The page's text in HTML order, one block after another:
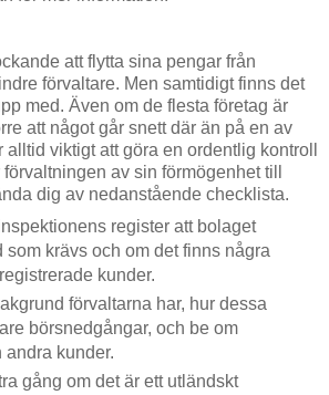
att flytta sina pengar från
förvaltare. Men samtidigt finns det
med. Även om de flesta företag är
att något går snett där än på en av
viktigt att göra en ordentlig kontroll
av sin förmögenhet till
dig av nedanstående checklista.
register att bolaget
som krävs och om det finns några
kunder.
förvaltarna har, hur dessa
börsnedgångar, och be om
andra kunder.
gång om det är ett utländskt